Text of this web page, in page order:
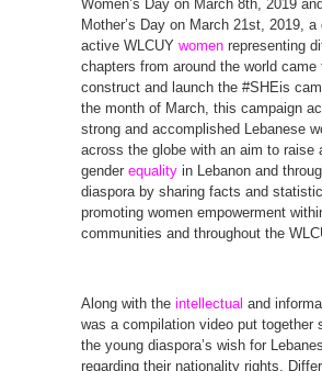
Women’s Day on March 8th, 2019
Mother’s Day on March 21st, 2019, a
active WLCUY women representing
chapters from around the world came
construct and launch the #SHEis
the month of March, this campaign
strong and accomplished Lebanese
across the globe with an aim to raise
gender equality in Lebanon and
diaspora by sharing facts and
promoting women empowerment
communities and throughout the
Along with the intellectual and
was a compilation video put together
the young diaspora’s wish for
regarding their nationality rights.